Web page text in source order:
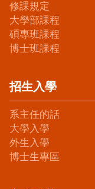
修課規定
大學部課程
碩專班課程
博士班課程
招生入學
系主任的話
大學入學
外生入學
博士生專區